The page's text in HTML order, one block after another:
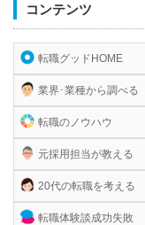
コンテンツ
転職グッドHOME
業界･業種から調べる
転職のノウハウ
元採用担当が教える
20代の転職を考える
転職体験談成功失敗